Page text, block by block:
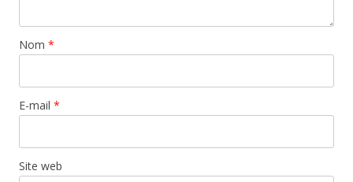
Nom *
E-mail *
Site web